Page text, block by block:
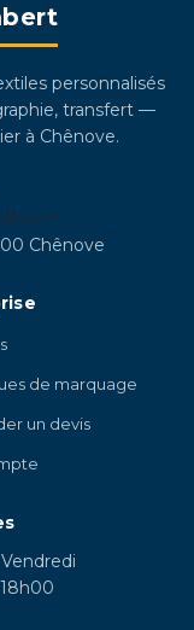
produit
personnalisés
transfert —
à Chênove.
Chênove
de marquage
un devis